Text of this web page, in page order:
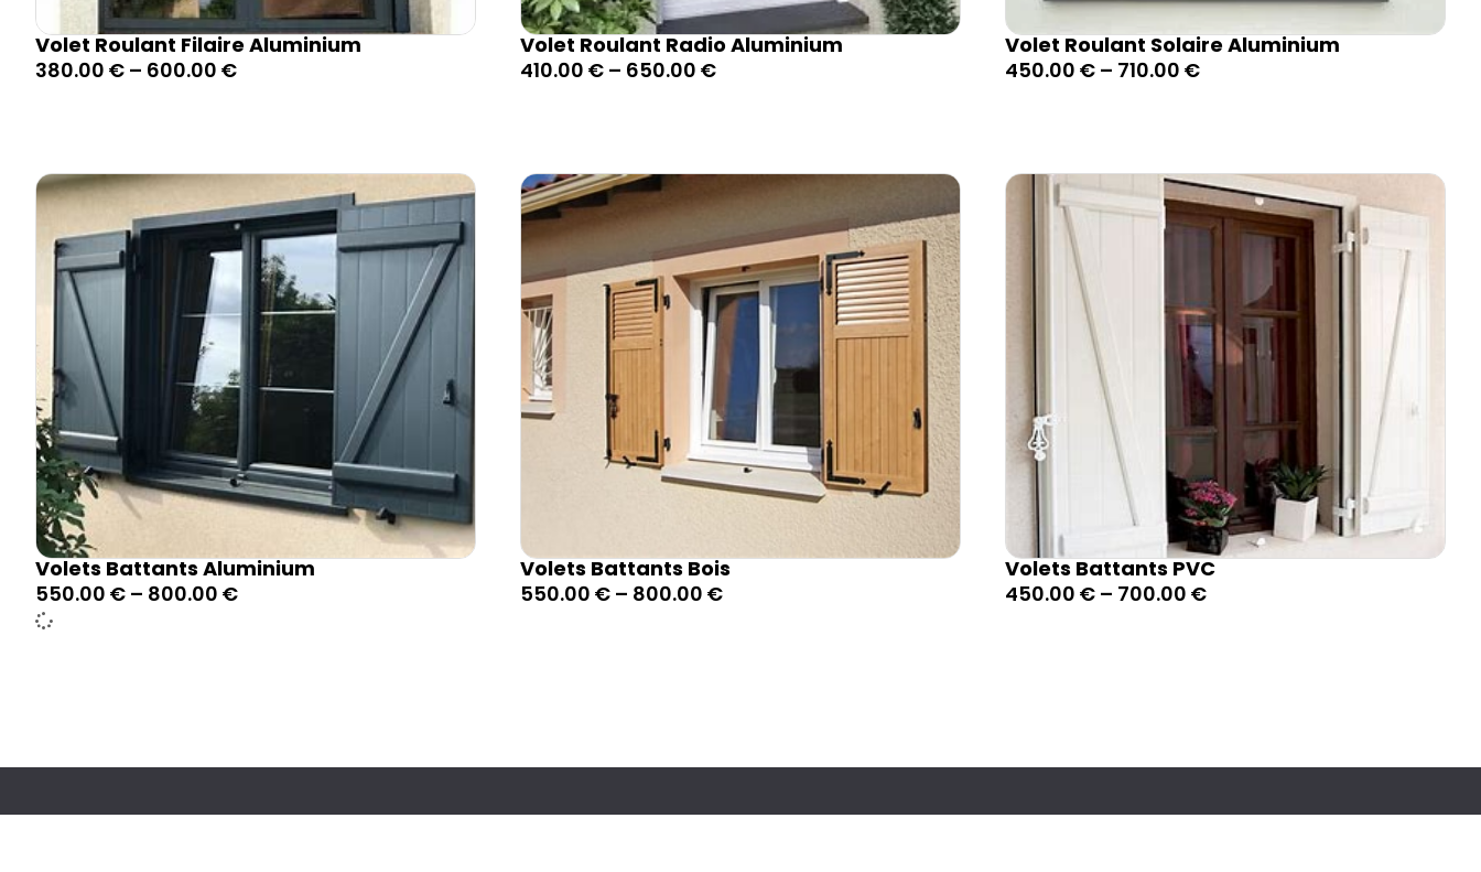
Volet Roulant Filaire Aluminium
380.00 € – 600.00 €
Volet Roulant Radio Aluminium
410.00 € – 650.00 €
Volet Roulant Solaire Aluminium
450.00 € – 710.00 €
Volets Battants Aluminium
550.00 € – 800.00 €
Volets Battants Bois
550.00 € – 800.00 €
Volets Battants PVC
450.00 € – 700.00 €